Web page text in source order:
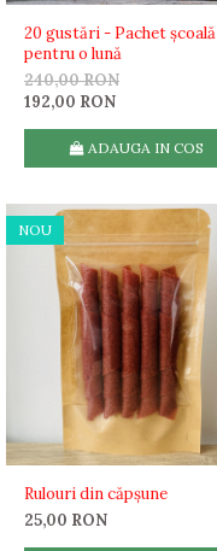
20 gustări - Pachet școală
pentru o lună
240,00 RON
192,00 RON
ADAUGA IN COS
NOU
Rulouri din căpșune
25,00 RON